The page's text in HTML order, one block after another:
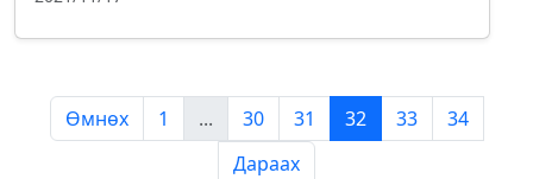
Өмнөх 1 ... 30 31 32 33
34
Дараах